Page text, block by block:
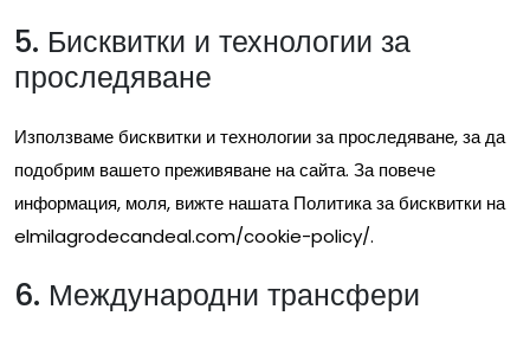
5. Бисквитки и технологии за
проследяване
Използваме бисквитки и технологии за проследяване, за да
подобрим вашето преживяване на сайта. За повече
информация, моля, вижте нашата Политика за бисквитки на
elmilagrodecandeal.com/cookie-policy/.
6. Международни трансфери